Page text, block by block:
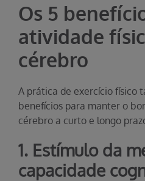
Os 5
atividade
cérebro
A prática de exercício físico
benefícios para manter o
cérebro a curto e longo
1. Estímulo da
capacidade